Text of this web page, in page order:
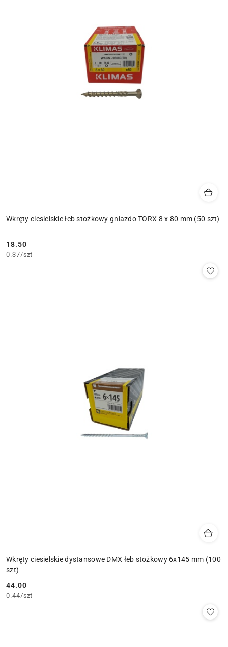
Wkręty ciesielskie łeb stożkowy gniazdo TORX 8 x 80 mm (50 szt)
Cena:
18.50
0.37/szt
Wkręty ciesielskie dystansowe DMX łeb stożkowy 6x145 mm (100
szt)
Cena:
44.00
0.44/szt